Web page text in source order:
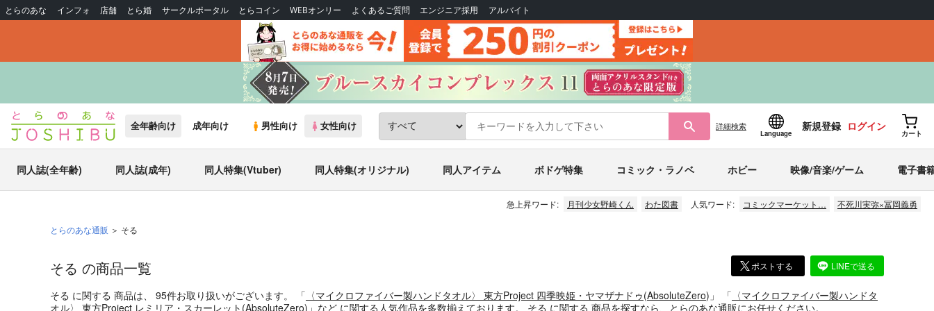
とらのあな インフォ 店舗 とら婚 サークルポータル とらコイン WEBオンリー よくあるご質問 エンジニア採用 アルバイト
全年齢向け 成年向け 男性向け 女性向け 詳細検索
Language
新規登録 ログイン
カート
同人誌(全年齢) 同人誌(成年) 同人特集(Vtuber) 同人特集(オリジナル) 同人アイテム ボドゲ特集 コミック・ラノベ ホビー 映像/音楽/ゲーム 電子書
急上昇ワード: 月刊少女野崎くん わた図書 人気ワード: コミックマーケット… 不死川実弥×冨岡義勇
とらのあな通販 そる
ポストする LINEで送る
そる の商品一覧
そる に関する 商品は、 95件お取り扱いがございます。 「 〈マイクロファイバー製ハンドタオル〉 東方Project 四季映姫・ヤマザナドゥ(AbsoluteZero)」 「 〈マイクロファイバー製ハンドタ
オル〉 東方Project レミリア・スカーレット (AbsoluteZero)」 など に関する人気作品を多数揃えております。 そる に関する 商品を探すなら、とらのあな通販にお任せください。